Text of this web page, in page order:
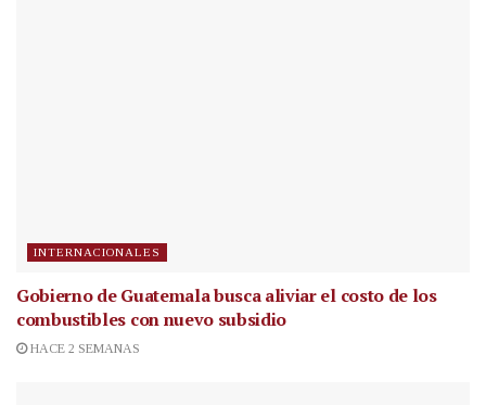
INTERNACIONALES
Gobierno de Guatemala busca aliviar el costo de los
combustibles con nuevo subsidio
HACE 2 SEMANAS